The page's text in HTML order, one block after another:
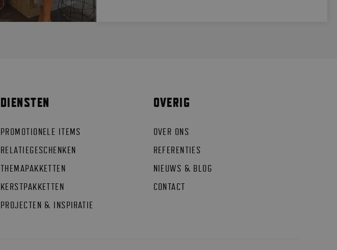
DIENSTEN
PROMOTIONELE ITEMS
RELATIEGESCHENKEN
THEMAPAKKETTEN
KERSTPAKKETTEN
PROJECTEN & INSPIRATIE
OVERIG
OVER ONS
REFERENTIES
NIEUWS & BLOG
CONTACT